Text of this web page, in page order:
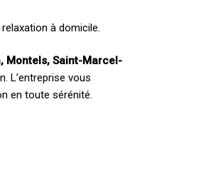
à domicile.
Montels, Saint-Marcel-
L’entreprise vous
en toute sérénité.